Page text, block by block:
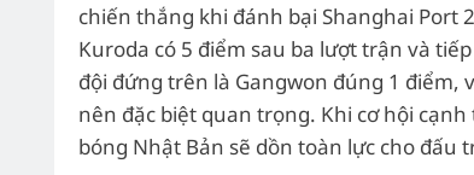
chiến thắng khi đánh bại Shanghai Port
Kuroda có 5 điểm sau ba lượt trận và
đội đứng trên là Gangwon đúng 1
nên đặc biệt quan trọng. Khi cơ hội
bóng Nhật Bản sẽ dồn toàn lực cho đấu